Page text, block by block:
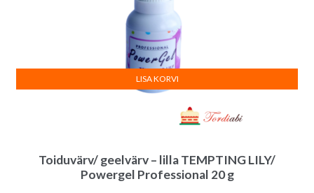
Toiduvärv/ geelvärv – lilla TEMPTING LILY/
Powergel Professional 20 g
LISA KORVI